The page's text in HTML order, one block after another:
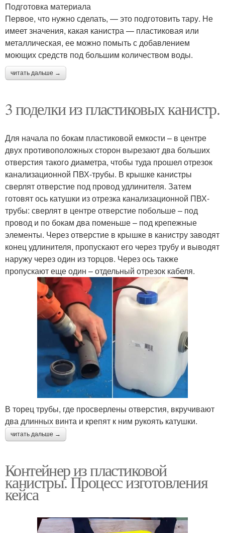
Подготовка материала
Первое, что нужно сделать, — это подготовить тару. Не
имеет значения, какая канистра — пластиковая или
металлическая, ее можно помыть с добавлением
моющих средств под большим количеством воды.
читать дальше →
3 поделки из пластиковых канистр.
Для начала по бокам пластиковой емкости – в центре
двух противоположных сторон вырезают два больших
отверстия такого диаметра, чтобы туда прошел отрезок
канализационной ПВХ-трубы. В крышке канистры
сверлят отверстие под провод удлинителя. Затем
готовят ось катушки из отрезка канализационной ПВХ-
трубы: сверлят в центре отверстие побольше – под
провод и по бокам два поменьше – под крепежные
элементы. Через отверстие в крышке в канистру заводят
конец удлинителя, пропускают его через трубу и выводят
наружу через один из торцов. Через ось также
пропускают еще один – отдельный отрезок кабеля.
В торец трубы, где просверлены отверстия, вкручивают
два длинных винта и крепят к ним рукоять катушки.
читать дальше →
Контейнер из пластиковой
канистры. Процесс изготовления
кейса